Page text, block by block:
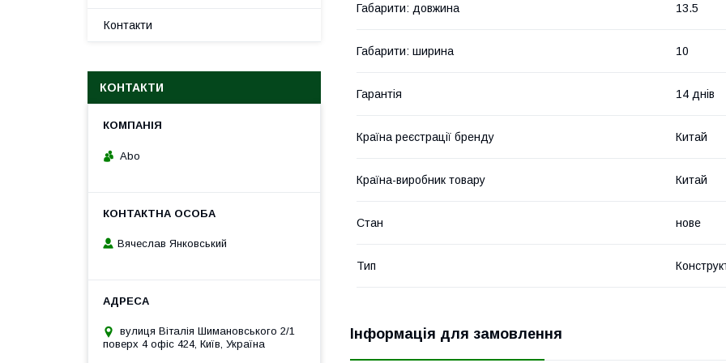
Габарити: довжина 13.5
Габарити: ширина 10
Гарантія 14 днів
Країна реєстрації бренду Китай
Країна-виробник товару Китай
Стан нове
Тип
Інформація для замовлення
Контакти
КОНТАКТИ
Abo
Вячеслав Янковський
вулиця Віталія Шимановського 2/1
поверх 4 офіс 424, Київ, Україна